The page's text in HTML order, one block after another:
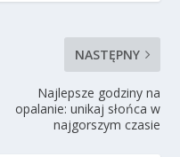
NASTĘPNY
Najlepsze godziny na
opalanie: unikaj słońca w
najgorszym czasie